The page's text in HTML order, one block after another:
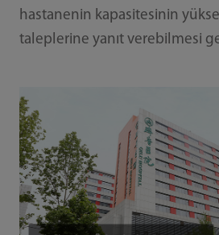
hastanenin kapasitesinin
taleplerine yanıt verebilmesi